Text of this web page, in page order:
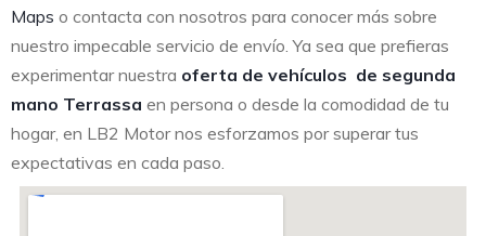
Maps o contacta con nosotros para conocer más sobre
nuestro impecable servicio de envío. Ya sea que prefieras
experimentar nuestra oferta de vehículos de segunda
mano Terrassa en persona o desde la comodidad de tu
hogar, en LB2 Motor nos esforzamos por superar tus
expectativas en cada paso.